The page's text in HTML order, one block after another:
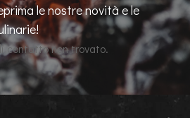
le nostre novità e le
contatto non trovato.